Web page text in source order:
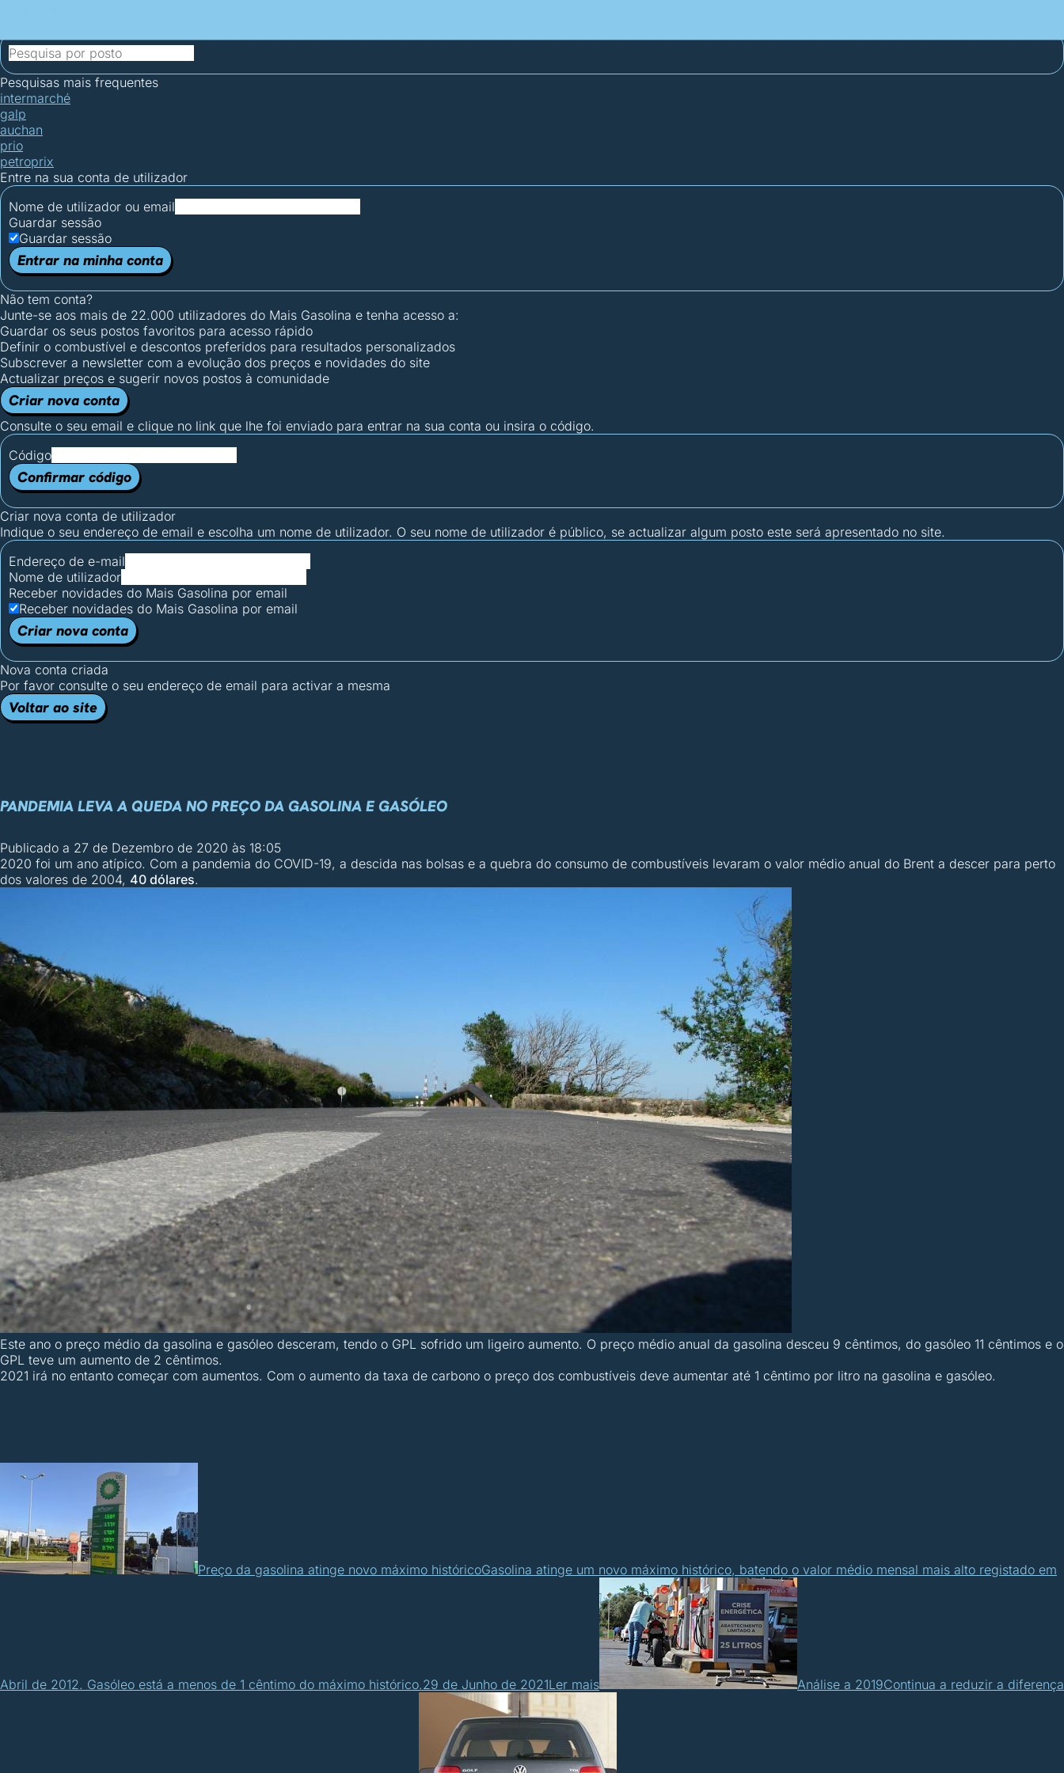
Pesquisas mais frequentes
intermarché
galp
auchan
prio
petroprix
Entre na sua conta de utilizador
Nome de utilizador ou email
Guardar sessão
Guardar sessão
Entrar na minha conta
Não tem conta?
Junte-se aos mais de 22.000 utilizadores do Mais Gasolina e tenha acesso a:
Guardar os seus postos favoritos para acesso rápido
Definir o combustível e descontos preferidos para resultados personalizados
Subscrever a newsletter com a evolução dos preços e novidades do site
Actualizar preços e sugerir novos postos à comunidade
Criar nova conta
Consulte o seu email e clique no link que lhe foi enviado para entrar na sua conta ou insira o código.
Código
Confirmar código
Criar nova conta de utilizador
Indique o seu endereço de email e escolha um nome de utilizador. O seu nome de utilizador é público, se actualizar algum posto este será apresentado no site.
Endereço de e-mail
Nome de utilizador
Receber novidades do Mais Gasolina por email
Receber novidades do Mais Gasolina por email
Criar nova conta
Nova conta criada
Por favor consulte o seu endereço de email para activar a mesma
Voltar ao site
PANDEMIA LEVA A QUEDA NO PREÇO DA GASOLINA E GASÓLEO
Publicado a 27 de Dezembro de 2020 às 18:05
2020 foi um ano atípico. Com a pandemia do COVID-19, a descida nas bolsas e a quebra do consumo de combustíveis levaram o valor médio anual do Brent a descer para perto
dos valores de 2004, 40 dólares.
Este ano o preço médio da gasolina e gasóleo desceram, tendo o GPL sofrido um ligeiro aumento. O preço médio anual da gasolina desceu 9 cêntimos, do gasóleo 11 cêntimos e o
GPL teve um aumento de 2 cêntimos.
2021 irá no entanto começar com aumentos. Com o aumento da taxa de carbono o preço dos combustíveis deve aumentar até 1 cêntimo por litro na gasolina e gasóleo.
Preço da gasolina atinge novo máximo históricoGasolina atinge um novo máximo histórico, batendo o valor médio mensal mais alto registado em
Abril de 2012. Gasóleo está a menos de 1 cêntimo do máximo histórico.29 de Junho de 2021Ler mais Análise a 2019Continua a reduzir a diferença